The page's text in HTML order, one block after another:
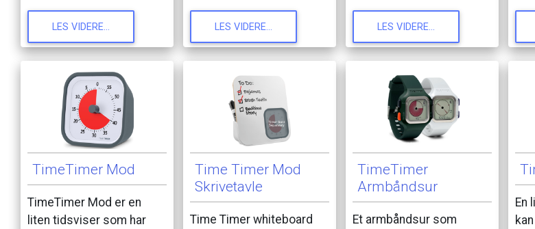
LES VIDERE... LES VIDERE... LES VIDERE...
TimeTimer Mod
TimeTimer Mod er en
liten tidsviser som har
Time Timer Mod
Skrivetavle
Time Timer whiteboard
TimeTimer
Armbåndsur
Et armbåndsur som
En
kan